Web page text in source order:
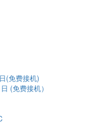
(免费接机)
(免费接机）